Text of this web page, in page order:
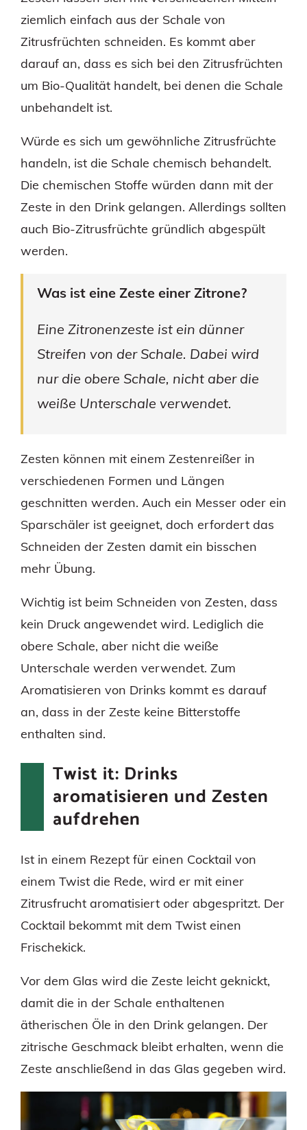
ziemlich einfach aus der Schale von
Zitrusfrüchten schneiden. Es kommt aber
darauf an, dass es sich bei den Zitrusfrüchten
um Bio-Qualität handelt, bei denen die Schale
unbehandelt ist.
Würde es sich um gewöhnliche Zitrusfrüchte
handeln, ist die Schale chemisch behandelt.
Die chemischen Stoffe würden dann mit der
Zeste in den Drink gelangen. Allerdings sollten
auch Bio-Zitrusfrüchte gründlich abgespült
werden.
Was ist eine Zeste einer Zitrone?
Eine Zitronenzeste ist ein dünner
Streifen von der Schale. Dabei wird
nur die obere Schale, nicht aber die
weiße Unterschale verwendet.
Zesten können mit einem Zestenreißer in
verschiedenen Formen und Längen
geschnitten werden. Auch ein Messer oder ein
Sparschäler ist geeignet, doch erfordert das
Schneiden der Zesten damit ein bisschen
mehr Übung.
Wichtig ist beim Schneiden von Zesten, dass
kein Druck angewendet wird. Lediglich die
obere Schale, aber nicht die weiße
Unterschale werden verwendet. Zum
Aromatisieren von Drinks kommt es darauf
an, dass in der Zeste keine Bitterstoffe
enthalten sind.
Twist it: Drinks
aromatisieren und Zesten
aufdrehen
Ist in einem Rezept für einen Cocktail von
einem Twist die Rede, wird er mit einer
Zitrusfrucht aromatisiert oder abgespritzt. Der
Cocktail bekommt mit dem Twist einen
Frischekick.
Vor dem Glas wird die Zeste leicht geknickt,
damit die in der Schale enthaltenen
ätherischen Öle in den Drink gelangen. Der
zitrische Geschmack bleibt erhalten, wenn die
Zeste anschließend in das Glas gegeben wird.